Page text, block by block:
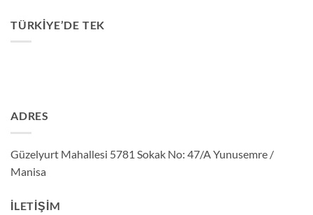
TÜRKIYE’DE TEK
ADRES
Güzelyurt Mahallesi 5781 Sokak No: 47/A Yunusemre /
Manisa
İLETIŞIM